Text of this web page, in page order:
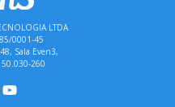
LTDA
0001-45
Sala Even3,
50.030-260